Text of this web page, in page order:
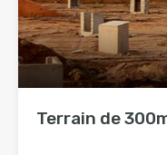
Terrain de